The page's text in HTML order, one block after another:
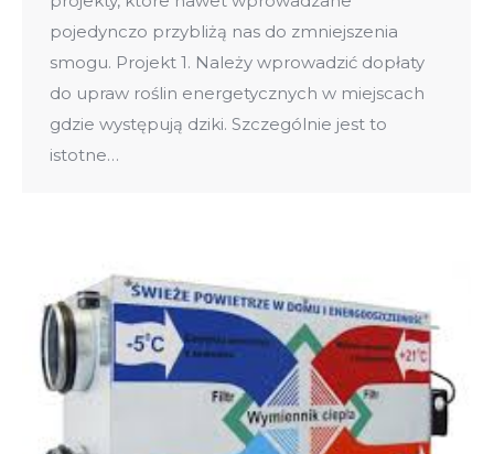
pojedynczo przybliżą nas do zmniejszenia
smogu. Projekt 1. Należy wprowadzić dopłaty
do upraw roślin energetycznych w miejscach
gdzie występują dziki. Szczególnie jest to
istotne…